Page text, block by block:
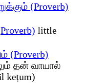
(Proverb)
little
(Proverb)
தன் வாயால்
keṭum)